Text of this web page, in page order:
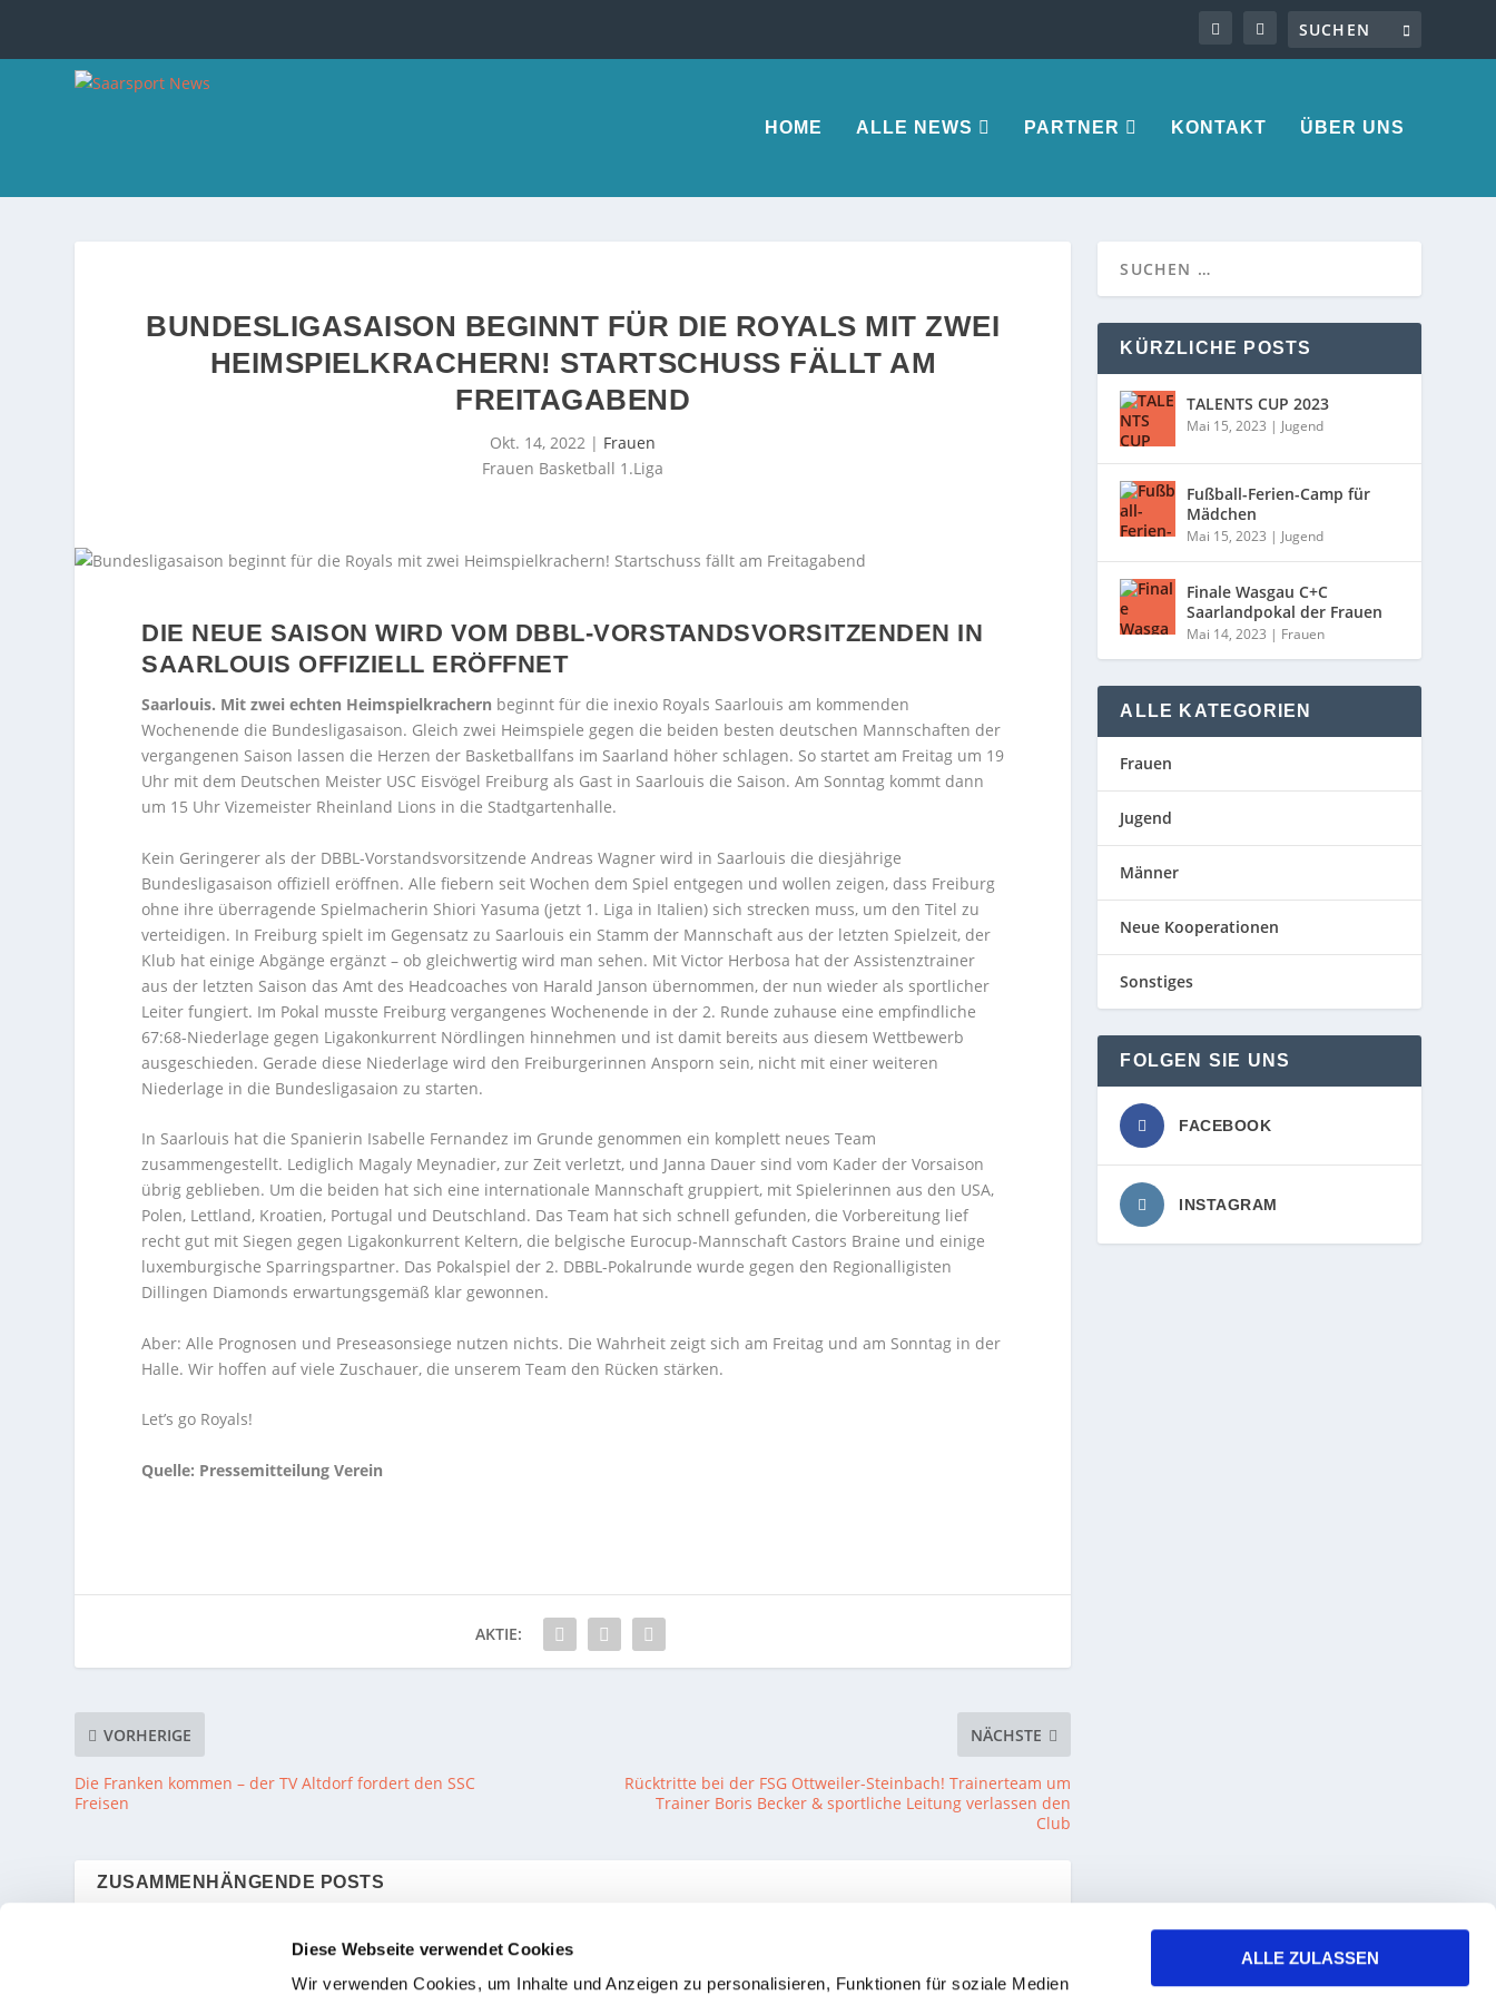
Diese Webseite verwendet Cookies
Wir verwenden Cookies, um Inhalte und Anzeigen zu personalisieren, Funktionen für soziale Medien
ALLE ZULASSEN
HOME ALLE NEWS PARTNER KONTAKT ÜBER UNS
BUNDESLIGASAISON BEGINNT FÜR DIE ROYALS MIT ZWEI
HEIMSPIELKRACHERN! STARTSCHUSS FÄLLT AM
FREITAGABEND
Okt. 14, 2022 | Frauen
Frauen Basketball 1.Liga
DIE NEUE SAISON WIRD VOM DBBL-VORSTANDSVORSITZENDEN IN
SAARLOUIS OFFIZIELL ERÖFFNET
Saarlouis. Mit zwei echten Heimspielkrachern beginnt für die inexio Royals Saarlouis am kommenden
Wochenende die Bundesligasaison. Gleich zwei Heimspiele gegen die beiden besten deutschen Mannschaften der
vergangenen Saison lassen die Herzen der Basketballfans im Saarland höher schlagen. So startet am Freitag um 19
Uhr mit dem Deutschen Meister USC Eisvögel Freiburg als Gast in Saarlouis die Saison. Am Sonntag kommt dann
um 15 Uhr Vizemeister Rheinland Lions in die Stadtgartenhalle.
Kein Geringerer als der DBBL-Vorstandsvorsitzende Andreas Wagner wird in Saarlouis die diesjährige
Bundesligasaison offiziell eröffnen. Alle fiebern seit Wochen dem Spiel entgegen und wollen zeigen, dass Freiburg
ohne ihre überragende Spielmacherin Shiori Yasuma (jetzt 1. Liga in Italien) sich strecken muss, um den Titel zu
verteidigen. In Freiburg spielt im Gegensatz zu Saarlouis ein Stamm der Mannschaft aus der letzten Spielzeit, der
Klub hat einige Abgänge ergänzt – ob gleichwertig wird man sehen. Mit Victor Herbosa hat der Assistenztrainer
aus der letzten Saison das Amt des Headcoaches von Harald Janson übernommen, der nun wieder als sportlicher
Leiter fungiert. Im Pokal musste Freiburg vergangenes Wochenende in der 2. Runde zuhause eine empfindliche
67:68-Niederlage gegen Ligakonkurrent Nördlingen hinnehmen und ist damit bereits aus diesem Wettbewerb
ausgeschieden. Gerade diese Niederlage wird den Freiburgerinnen Ansporn sein, nicht mit einer weiteren
Niederlage in die Bundesligasaion zu starten.
In Saarlouis hat die Spanierin Isabelle Fernandez im Grunde genommen ein komplett neues Team
zusammengestellt. Lediglich Magaly Meynadier, zur Zeit verletzt, und Janna Dauer sind vom Kader der Vorsaison
übrig geblieben. Um die beiden hat sich eine internationale Mannschaft gruppiert, mit Spielerinnen aus den USA,
Polen, Lettland, Kroatien, Portugal und Deutschland. Das Team hat sich schnell gefunden, die Vorbereitung lief
recht gut mit Siegen gegen Ligakonkurrent Keltern, die belgische Eurocup-Mannschaft Castors Braine und einige
luxemburgische Sparringspartner. Das Pokalspiel der 2. DBBL-Pokalrunde wurde gegen den Regionalligisten
Dillingen Diamonds erwartungsgemäß klar gewonnen.
Aber: Alle Prognosen und Preseasonsiege nutzen nichts. Die Wahrheit zeigt sich am Freitag und am Sonntag in der
Halle. Wir hoffen auf viele Zuschauer, die unserem Team den Rücken stärken.
Let’s go Royals!
Quelle: Pressemitteilung Verein
AKTIE:
VORHERIGE
Die Franken kommen – der TV Altdorf fordert den SSC
Freisen
NÄCHSTE
Rücktritte bei der FSG Ottweiler-Steinbach! Trainerteam um
Trainer Boris Becker & sportliche Leitung verlassen den
Club
ZUSAMMENHÄNGENDE POSTS
SSC Freisen mit Turbo-
Spiel gedreht! Die FSG
20 Sekunden vor Ablauf
KÜRZLICHE POSTS
TALENTS CUP 2023
Mai 15, 2023 | Jugend
Fußball-Ferien-Camp für
Mädchen
Mai 15, 2023 | Jugend
Finale Wasgau C+C
Saarlandpokal der Frauen
Mai 14, 2023 | Frauen
ALLE KATEGORIEN
Frauen
Jugend
Männer
Neue Kooperationen
Sonstiges
FOLGEN SIE UNS
FACEBOOK
INSTAGRAM